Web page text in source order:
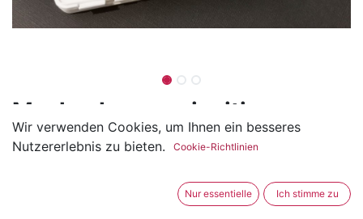
Maskenbox zweiseitig
(0 Rezension)
oder für ausgeplottete Verzierungen. Die Box hat 2
getrennte Fächer und bietet so Platz für neue Masken
Wir verwenden Cookies, um Ihnen ein besseres
Nutzererlebnis zu bieten.
Cookie-Richtlinien
Nur essentielle Ich stimme zu